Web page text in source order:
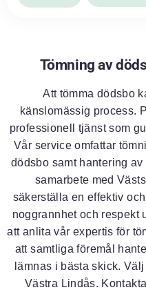
Tömning av
Att tömma dödsbo
känslomässig process.
professionell tjänst som
Vår service omfattar
dödsbo samt hantering
samarbete med
säkerställa en effektiv
noggrannhet och respekt
att anlita vår expertis för
att samtliga föremål
lämnas i bästa skick.
Västra Lindås.